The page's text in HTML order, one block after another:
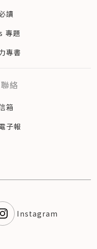
讀
專題
專書
絡
箱
子報
Instagram